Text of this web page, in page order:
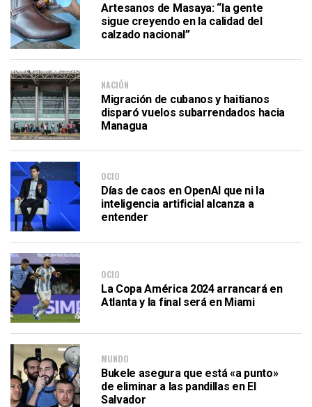
Artesanos de Masaya: “la gente
sigue creyendo en la calidad del
calzado nacional”
NACIÓN
Migración de cubanos y haitianos
disparó vuelos subarrendados hacia
Managua
OCIO
Días de caos en OpenAI que ni la
inteligencia artificial alcanza a
entender
OCIO
La Copa América 2024 arrancará en
Atlanta y la final será en Miami
MUNDO
Bukele asegura que está «a punto»
de eliminar a las pandillas en El
Salvador